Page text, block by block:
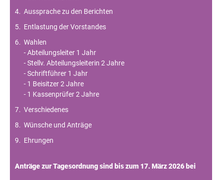
4. Aussprache zu den Berichten
5. Entlastung der Vorstandes
6. Wahlen
- Abteilungsleiter 1 Jahr
- Stellv. Abteilungsleiterin 2 Jahre
- Schriftführer 1 Jahr
- 1 Beisitzer 2 Jahre
- 1 Kassenprüfer 2 Jahre
7. Verschiedenes
8. Wünsche und Anträge
9. Ehrungen
Anträge zur Tagesordnung sind bis zum 17. März 2026 bei